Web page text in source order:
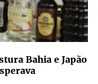
Bahia e Japão